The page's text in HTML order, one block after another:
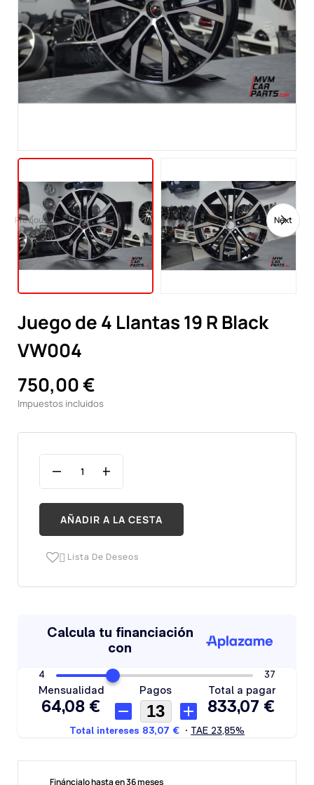
Previous Next
Juego de 4 Llantas 19 R Black
VW004
750,00 €
Impuestos incluidos
AÑADIR A LA CESTA
 Lista De Deseos
Fináncialo hasta en 36 meses